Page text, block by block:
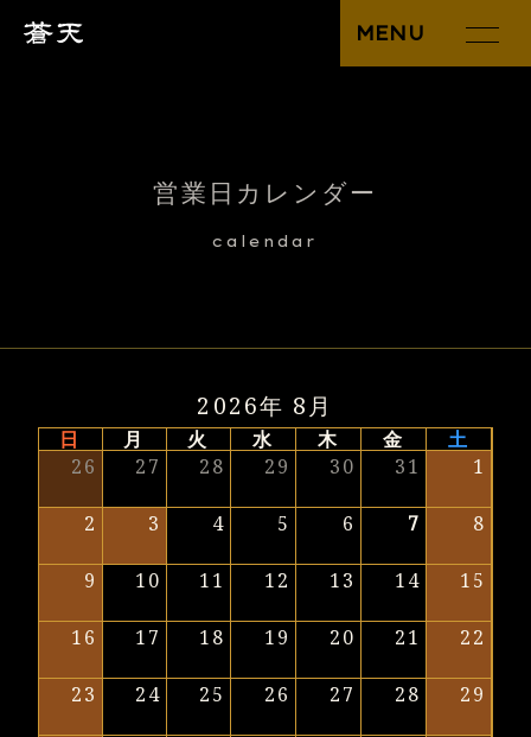
MENU
営業日カレンダー
calendar
2026年 8月
日 月 火 水 木 金
土
26
27 28 29 30 31 1
2 3 4 5 6 7 8
9 10 11 12 13 14 15
16 17 18 19 20 21 22
23 24 25 26 27 28 29